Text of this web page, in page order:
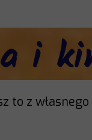
i
to z własnego